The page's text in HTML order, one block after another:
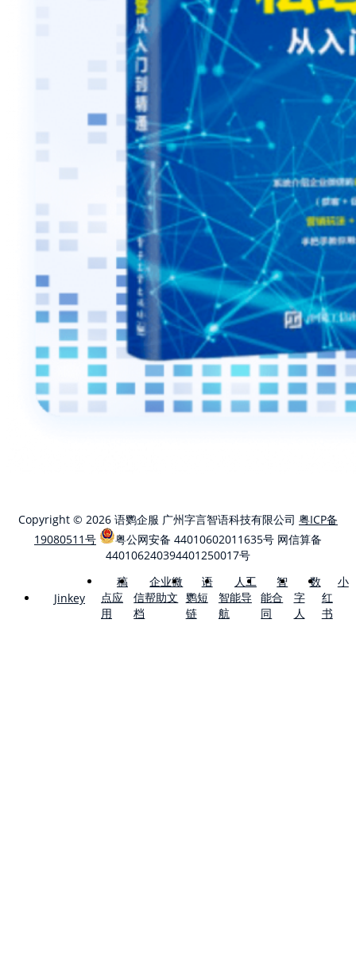
Copyright © 2026 语鹦企服 广州字言智语科技有限公司 粤ICP备
19080511号
粤公网安备 44010602011635号 网信算备
440106240394401250017号
Jinkey
稿
点应
用
企业微
信帮助文
档
语
鹦短
链
人工
智能导
航
智
能合
同
数
字
人
小
红
书